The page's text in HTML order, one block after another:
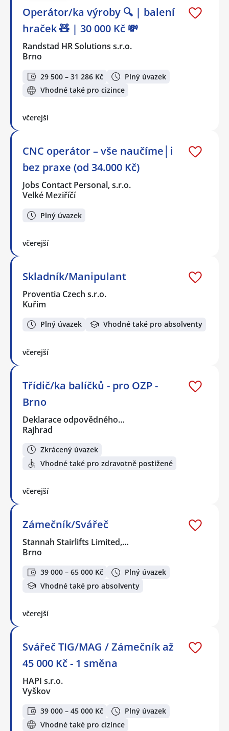
Operátor/ka výroby 🔍 | balení
hraček 🧸 | 30 000 Kč 💸
Randstad HR Solutions s.r.o.
Brno
29 500 – 31 286 Kč
Plný úvazek
Vhodné také pro cizince
včerejší
CNC operátor – vše naučíme│i
bez praxe (od 34.000 Kč)
Jobs Contact Personal, s.r.o.
Velké Meziříčí
Plný úvazek
včerejší
Skladník/Manipulant
Proventia Czech s.r.o.
Kuřim
Plný úvazek Vhodné také pro absolventy
včerejší
Třídič/ka balíčků - pro OZP -
Brno
Deklarace odpovědného…
Rajhrad
Zkrácený úvazek
Vhodné také pro zdravotně postižené
včerejší
Zámečník/Svářeč
Stannah Stairlifts Limited,…
Brno
39 000 – 65 000 Kč
Plný úvazek
Vhodné také pro absolventy
včerejší
Svářeč TIG/MAG / Zámečník až
45 000 Kč - 1 směna
HAPI s.r.o.
Vyškov
39 000 – 45 000 Kč
Plný úvazek
Vhodné také pro cizince